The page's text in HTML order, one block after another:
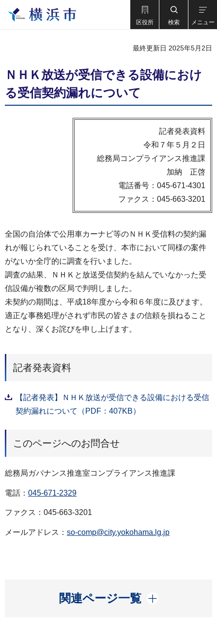
区役所 検索 メニュー
最終更新日 2025年5月2日
ＮＨＫ放送が受信できる設備におけ
る受信契約漏れについて
記者発表資料
令和７年５月２日
総務局コンプライアンス推進課
加納 正啓
電話番号：045-671-4301
ファクス：045-663-3201
全国の自治体で公用車カーナビ等のＮＨＫ受信料の契約漏
れが報じられていることを受け、本市において同様の案件
がないか全庁的に調査を行いました。
調査の結果、ＮＨＫと放送受信契約を結んでいなかった受
信設備が複数の区局で判明しました。
未契約の期間は、平成18年度から令和６年度に及びます。
適正な事務処理がされず市民の皆さまの信頼を損ねること
となり、深くお詫びを申し上げます。
記者発表資料
【記者発表】ＮＨＫ放送が受信できる設備における受信
契約漏れについて（PDF：407KB）
このページへのお問合せ
総務局ガバナンス推進室コンプライアンス推進課
電話： 045-671-2329
ファクス：045-663-3201
メールアドレス： so-comp@city.yokohama.lg.jp
関連ページ一覧
開く